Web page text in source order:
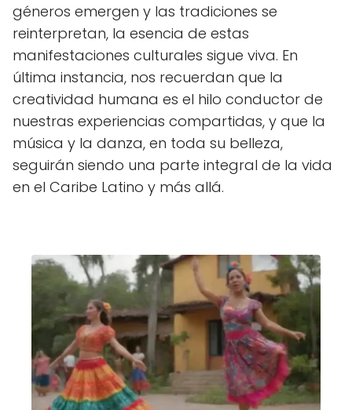
géneros emergen y las tradiciones se
reinterpretan, la esencia de estas
manifestaciones culturales sigue viva. En
última instancia, nos recuerdan que la
creatividad humana es el hilo conductor de
nuestras experiencias compartidas, y que la
música y la danza, en toda su belleza,
seguirán siendo una parte integral de la vida
en el Caribe Latino y más allá.